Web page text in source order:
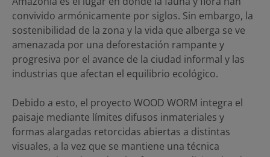
convivido armónicamente por siglos. Sin embargo, la
sostenibilidad de la zona y la vida que alberga se ve
amenazada por una deforestación rampante y
progresiva por el avance de la ciudad informal y las
industrias que afectan el equilibrio ecológico.
Debido a esto, el proyecto WOOD WORM integra el
paisaje mediante límites difusos inmateriales y
formas alargadas retorcidas abiertas a distintas
visuales, a la vez que se mantiene una técnica